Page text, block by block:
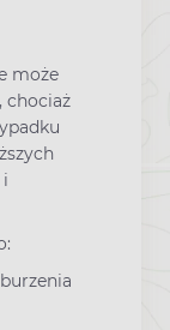
może
chociaż
i